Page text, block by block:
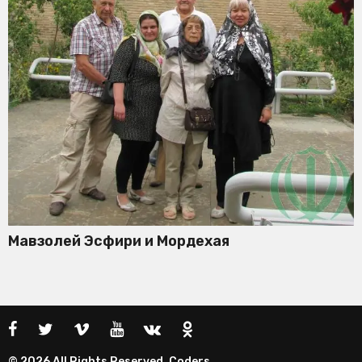
Мавзолей Эсфири и Мордехая